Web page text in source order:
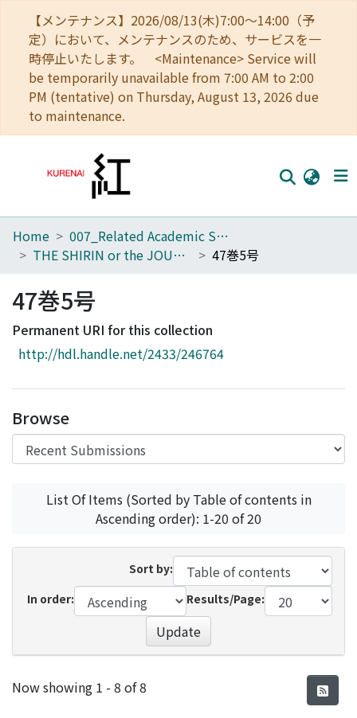
【メンテナンス】2026/08/13(木)7:00～14:00（予
定）において、メンテナンスのため、サービスを一
時停止いたします。 <Maintenance> Service will
be temporarily unavailable from 7:00 AM to 2:00
PM (tentative) on Thursday, August 13, 2026 due
to maintenance.
Home
Browse
Download Ranking
Access Statistics
Home
007_Related Academic Societies
THE SHIRIN or the JOURNAL OF HISTORY
47巻5号
47巻5号
Permanent URI for this collection
http://hdl.handle.net/2433/246764
Browse
List Of Items (Sorted by Table of contents in
Ascending order): 1-20 of 20
Sort by:
In order:
Results/Page:
Update
Recent Submissions
Now showing 1 - 8 of 8